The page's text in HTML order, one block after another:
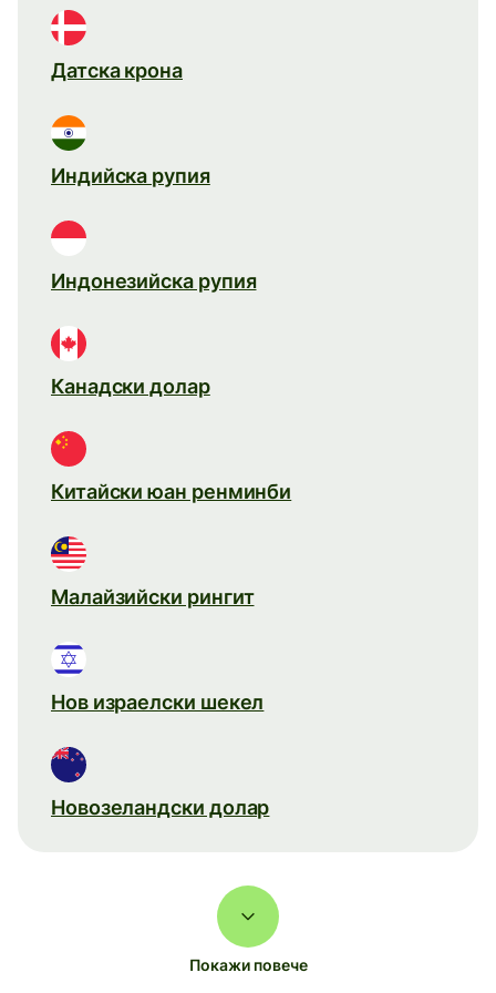
Датска крона
Индийска рупия
Индонезийска рупия
Канадски долар
Китайски юан ренминби
Малайзийски рингит
Нов израелски шекел
Новозеландски долар
Покажи повече